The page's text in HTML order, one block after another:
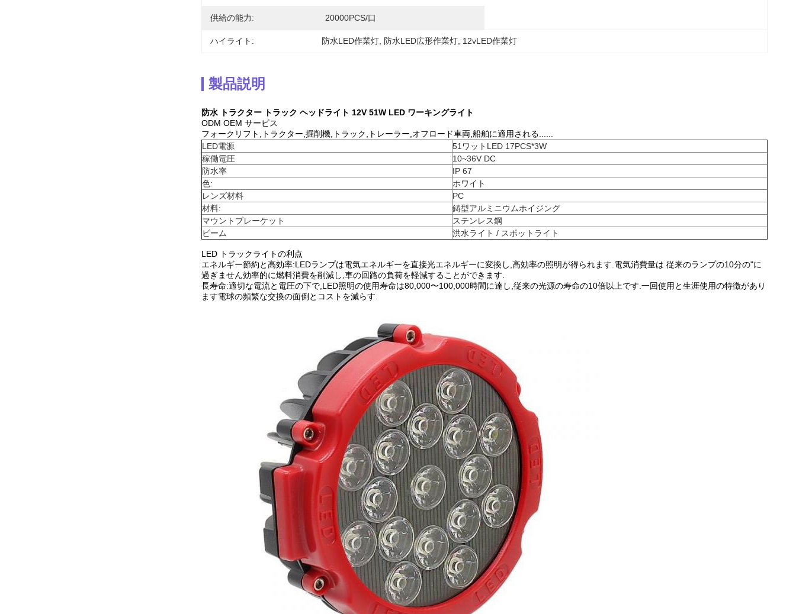
供給の能力: 20000PCS/口
ハイライト: 防水LED作業灯 防水LED広形作業灯 12vLED作業灯
製品説明
防水 トラクター トラック ヘッドライト 12V 51W LED ワーキングライト
ODM OEM サービス
フォークリフト,トラクター,掘削機,トラック,トレーラー,オフロード車両,船舶に適用される......
LED電源
51ワットLED 17PCS*3W
稼働電圧
10~36V DC
防水率
IP 67
色:
ホワイト
レンズ材料
PC
材料:
鋳型アルミニウムホイジング
マウントブレーケット
ステンレス鋼
ビーム
洪水ライト / スポットライト
LED トラックライトの利点
エネルギー節約と高効率:LEDランプは電気エネルギーを直接光エネルギーに変換し,高効率の照明が得られます.電気消費量は 従来のランプの10分の"に
過ぎません効率的に燃料消費を削減し,車の回路の負荷を軽減することができます.
長寿命:適切な電流と電圧の下で,LED照明の使用寿命は80,000〜100,000時間に達し,従来の光源の寿命の10倍以上です.一回使用と生涯使用の特徴があり
ます電球の頻繁な交換の面倒とコストを減らす.